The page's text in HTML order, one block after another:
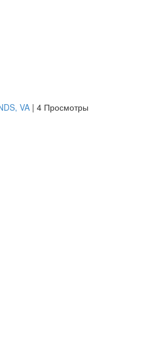
VA | 4 Просмотры